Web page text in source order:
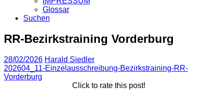
Glossar
Suchen
RR-Bezirkstraining Vorderburg
28/02/2026 Harald Siedler
202604_11-Einzelausschreibung-Bezirkstraining-RR-
Vorderburg
Click to rate this post!